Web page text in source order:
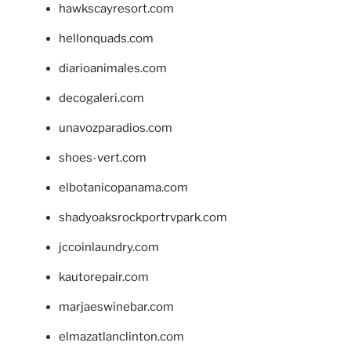
hawkscayresort.com
hellonquads.com
diarioanimales.com
decogaleri.com
unavozparadios.com
shoes-vert.com
elbotanicopanama.com
shadyoaksrockportrvpark.com
jccoinlaundry.com
kautorepair.com
marjaeswinebar.com
elmazatlanclinton.com